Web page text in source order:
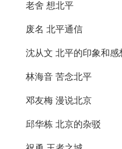
老舍 想北平
废名 北平通信
沈从文 北平的印象和感
林海音 苦念北平
邓友梅 漫说北京
邱华栋 北京的杂驳